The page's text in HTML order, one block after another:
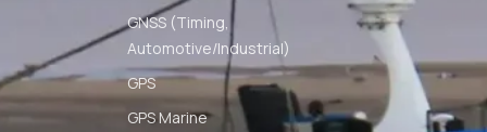
GNSS (Timing,
Automotive/Industrial)
GPS
GPS Marine